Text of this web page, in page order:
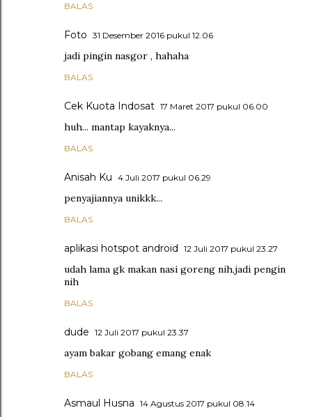
BALAS
Foto 31 Desember 2016 pukul 12.06
jadi pingin nasgor , hahaha
BALAS
Cek Kuota Indosat 17 Maret 2017 pukul 06.00
huh... mantap kayaknya...
BALAS
Anisah Ku 4 Juli 2017 pukul 06.29
penyajiannya unikkk...
BALAS
aplikasi hotspot android 12 Juli 2017 pukul 23.27
udah lama gk makan nasi goreng nih,jadi pengin
nih
BALAS
dude 12 Juli 2017 pukul 23.37
ayam bakar gobang emang enak
BALAS
Asmaul Husna 14 Agustus 2017 pukul 08.14